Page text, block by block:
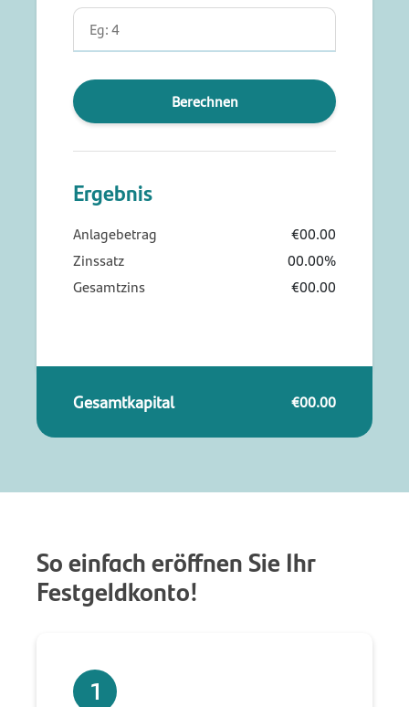
Berechnen
Ergebnis
Anlagebetrag
€00.00
Zinssatz
00.00%
Gesamtzins
€00.00
Gesamtkapital €00.00
So einfach eröffnen Sie Ihr
Festgeldkonto!
1